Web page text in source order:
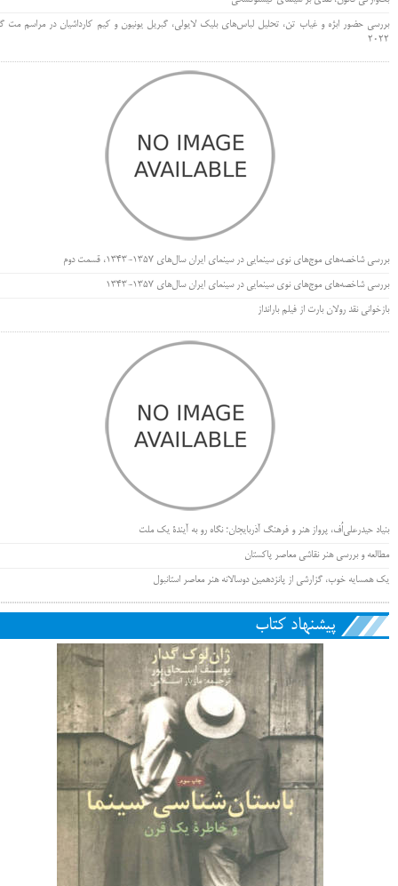
بررسی حضور ابژه و غیاب تن، تحلیل لباس‌های بلیک لایولی، گبریل یونیون و کیم کارداشیان در مراسم مت
۲۰۲۲
بررسی شاخصه‌های موج‌های نوی سینمایی در سینمای ایران سال‌های 1357-1343، قسمت دوم
بررسی شاخصه‌های موج‌های نوی سینمایی در سینمای ایران سال‌های 1357-1343
بازخوانی نقد رولان بارت از فیلم بارانداز
بنیاد حیدرعلی‌اُف، پرواز هنر و فرهنگ آذربایجان؛ نگاه رو به آیندۀ یک ملت
مطالعه و بررسی هنر نقاشی معاصر پاکستان
یک همسایه خوب، گزارشی از پانزدهمین دوسالانه هنر معاصر استانبول
پیشنهاد کتاب